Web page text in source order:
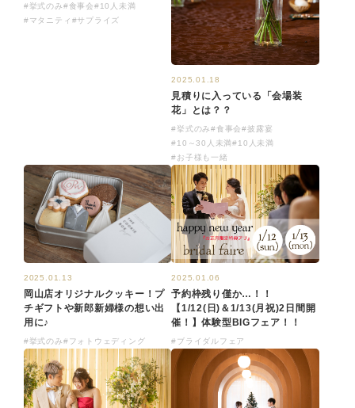
#挙式のみ#食事会#10人未満
#マタニティ #サプライズ
2025.01.18
見積りに入っている「会場装
花」とは？？
#挙式のみ#食事会#披露宴
#10～30人未満#10人未満
#お子様も一緒
2025.01.13
岡山店オリジナルクッキー！プ
チギフトや新郎新婦様の想い出
用に♪
#挙式のみ#フォトウェディング
2025.01.06
予約枠残り僅か…！！
【1/12(日)＆1/13(月祝)2日間開
催！】体験型BIGフェア！！
#ブライダルフェア